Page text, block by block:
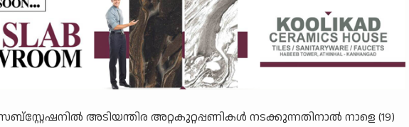
അടിയന്തിര അറ്റകുറ്റപ്പണികള്‍ നടക്കുന്നതിനാല്‍ നാളെ (19)